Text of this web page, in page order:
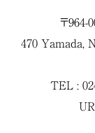
〒964-
470 Yamada,
TEL :